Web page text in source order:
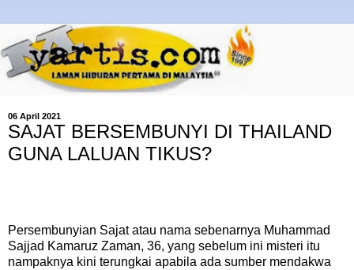
06 April 2021
SAJAT BERSEMBUNYI DI THAILAND
GUNA LALUAN TIKUS?
Persembunyian Sajat atau nama sebenarnya Muhammad
Sajjad Kamaruz Zaman, 36, yang sebelum ini misteri itu
nampaknya kini terungkai apabila ada sumber mendakwa